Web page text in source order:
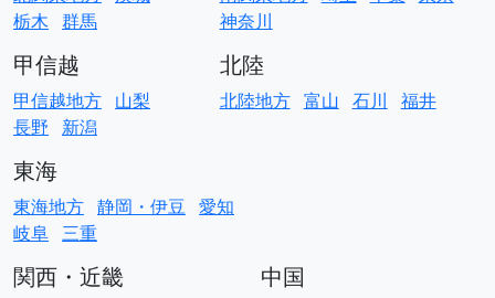
栃木 群馬
神奈川
甲信越
甲信越地方 山梨
長野
新潟
北陸
北陸地方 富山 石川 福井
東海
東海地方 静岡・伊豆 愛知
岐阜 三重
関西・近畿 中国